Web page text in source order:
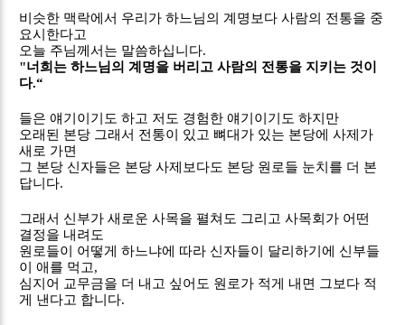
비슷한 맥락에서 우리가 하느님의 계명보다 사람의 전통을 중
요시한다고
오늘 주님께서는 말씀하십니다.
"너희는 하느님의 계명을 버리고 사람의 전통을 지키는 것이
다.“
들은 얘기이기도 하고 저도 경험한 얘기이기도 하지만
오래된 본당 그래서 전통이 있고 뼈대가 있는 본당에 사제가
새로 가면
그 본당 신자들은 본당 사제보다도 본당 원로들 눈치를 더 본
답니다.
그래서 신부가 새로운 사목을 펼쳐도 그리고 사목회가 어떤
결정을 내려도
원로들이 어떻게 하느냐에 따라 신자들이 달리하기에 신부들
이 애를 먹고,
심지어 교무금을 더 내고 싶어도 원로가 적게 내면 그보다 적
게 낸다고 합니다.